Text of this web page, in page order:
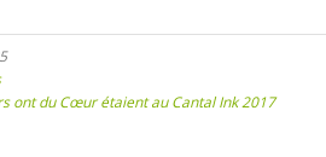
ont du Cœur étaient au Cantal Ink 2017